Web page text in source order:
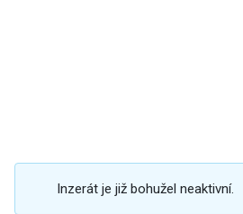
Inzerát je již bohužel neaktivní.